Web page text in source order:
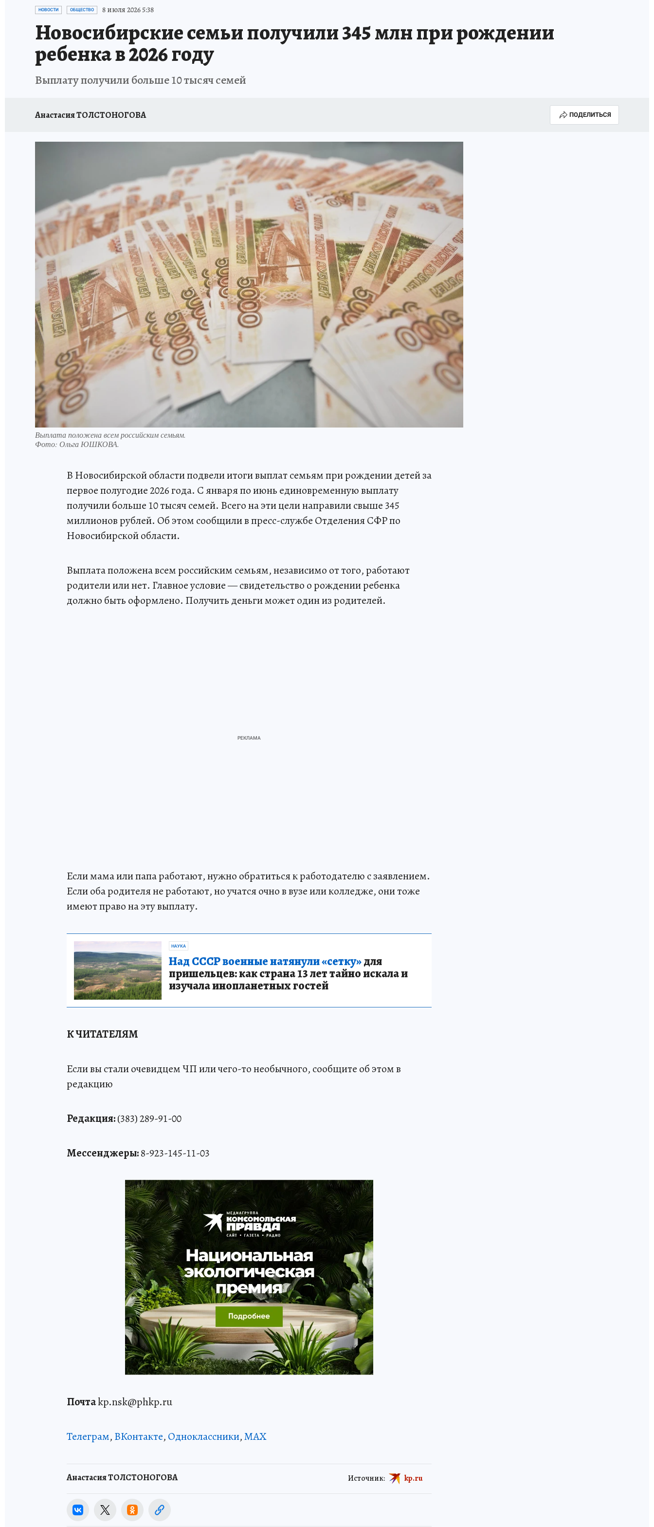
ОТДЫХ В РОССИИ ЗАПОВЕДНАЯ РОССИЯ
НОВОСТИ ОБЩЕСТВО 8 июля 2026 5:38
Новосибирские семьи получили 345 млн при рождении
ребенка в 2026 году
Выплату получили больше 10 тысяч семей
Анастасия ТОЛСТОНОГОВА ПОДЕЛИТЬСЯ
Выплата положена всем российским семьям.
Фото: Ольга ЮШКОВА.
В Новосибирской области подвели итоги выплат семьям при рождении детей за
первое полугодие 2026 года. С января по июнь единовременную выплату
получили больше 10 тысяч семей. Всего на эти цели направили свыше 345
миллионов рублей. Об этом сообщили в пресс-службе Отделения СФР по
Новосибирской области.
Выплата положена всем российским семьям, независимо от того, работают
родители или нет. Главное условие — свидетельство о рождении ребенка
должно быть оформлено. Получить деньги может один из родителей.
Если мама или папа работают, нужно обратиться к работодателю с заявлением.
Если оба родителя не работают, но учатся очно в вузе или колледже, они тоже
имеют право на эту выплату.
НАУКА
Над СССР военные натянули «сетку»для
пришельцев: как страна 13 лет тайно искала и
изучала инопланетных гостей
К ЧИТАТЕЛЯМ
Если вы стали очевидцем ЧП или чего-то необычного, сообщите об этом в
редакцию
Редакция:(383) 289-91-00
Мессенджеры:8-923-145-11-03
Почтаkp.nsk@phkp.ru
Телеграм, ВКонтакте, Одноклассники,MAX
Анастасия ТОЛСТОНОГОВА Источник: kp.ru